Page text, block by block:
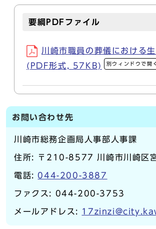
要綱PDFファイル
川崎市職員の葬儀における
(PDF形式, 57KB)
別ウィンドウで開
お問い合わせ先
川崎市総務企画局人事部人事課
住所: 〒210-8577 川崎市川崎区
電話: 044-200-3887
ファクス: 044-200-3753
メールアドレス: